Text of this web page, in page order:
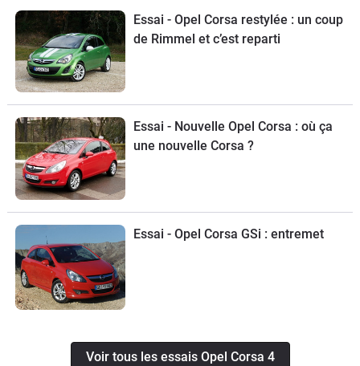
Essai - Opel Corsa restylée : un coup
de Rimmel et c’est reparti
Essai - Nouvelle Opel Corsa : où ça
une nouvelle Corsa ?
Essai - Opel Corsa GSi : entremet
Voir tous les essais Opel Corsa 4